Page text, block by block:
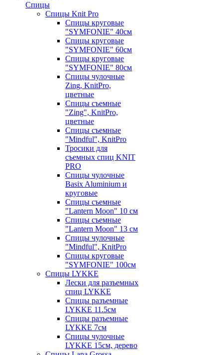
Спицы
Спицы Knit Pro
Спицы круговые
"SYMFONIE" 40см
Спицы круговые
"SYMFONIE" 60см
Спицы круговые
"SYMFONIE" 80см
Спицы чулочные
Zing, KnitPro,
цветные
Спицы съемные
"Zing", KnitPro,
цветные
Спицы съемные
"Mindful", KnitPro
Тросики для
съемных спиц KNIT
PRO
Спицы чулочные
Basix Aluminium и
круговые
Спицы съемные
"Lantern Moon" 10 см
Спицы съемные
"Lantern Moon" 13 см
Спицы чулочные
"Mindful", KnitPro
Спицы круговые
"SYMFONIE" 100см
Спицы LYKKE
Лески для разъемных
спиц LYKKE
Спицы разъемные
LYKKE 11.5см
Спицы разъемные
LYKKE 7см
Спицы чулочные
LYKKE 15см, дерево